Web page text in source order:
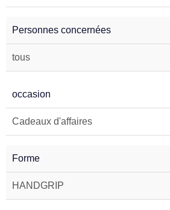
Personnes concernées
tous
occasion
Cadeaux d'affaires
Forme
HANDGRIP